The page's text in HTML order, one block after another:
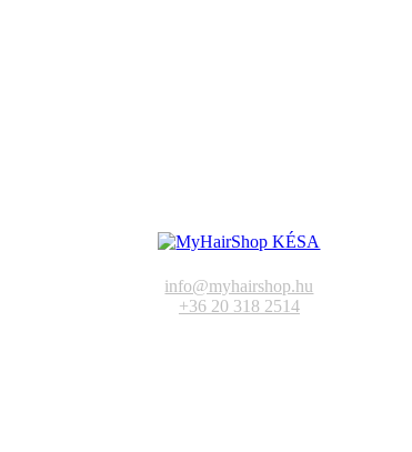
info@myhairshop.hu
+36 20 318 2514